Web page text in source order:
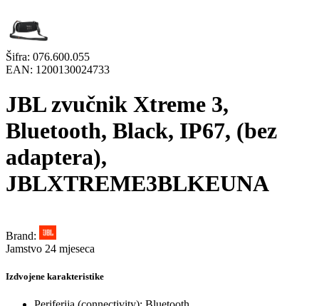
Šifra: 076.600.055
EAN: 1200130024733
JBL zvučnik Xtreme 3,
Bluetooth, Black, IP67, (bez
adaptera),
JBLXTREME3BLKEUNA
Brand:
Jamstvo 24 mjeseca
Izdvojene karakteristike